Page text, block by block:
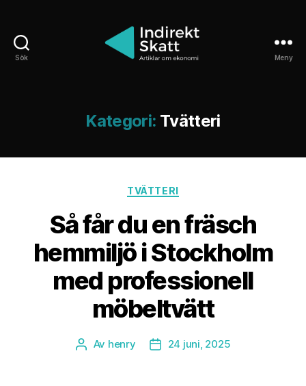
Sök Meny
Kategori: Tvätteri
Kategorier
TVÄTTERI
Så får du en fräsch
hemmiljö i Stockholm
med professionell
möbeltvätt
Inläggsförfattare
Av henry Inläggsdatum
24 juni, 2025